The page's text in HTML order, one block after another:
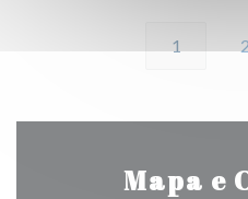
1 2
Mapa e